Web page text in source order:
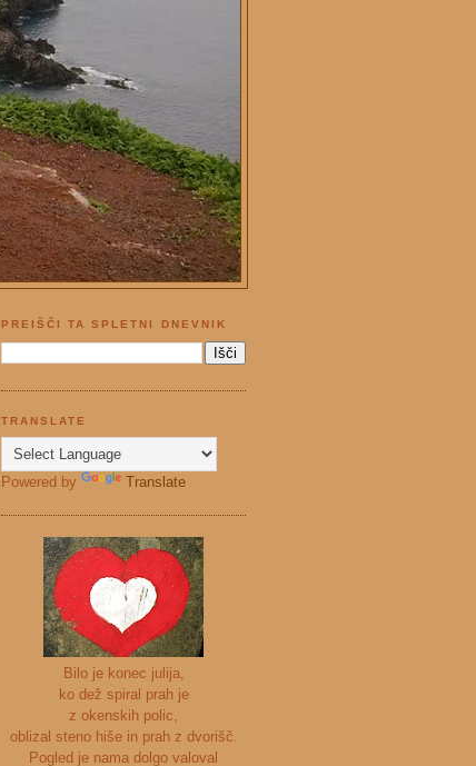
PREIŠČI TA SPLETNI DNEVNIK
TRANSLATE
Powered by Translate
Bilo je konec julija,
ko dež spiral prah je
z okenskih polic,
oblizal steno hiše in prah z dvorišč.
Pogled je nama dolgo valoval